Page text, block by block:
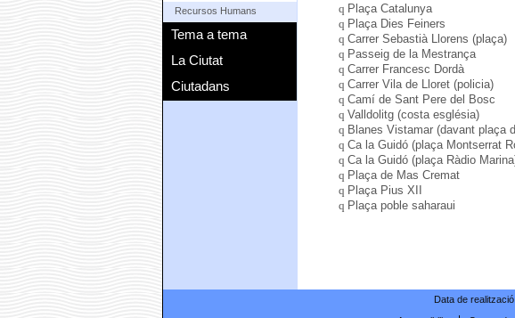
Recursos Humans
Tema a tema
La Ciutat
Ciutadans
q Plaça Catalunya
q Plaça Dies Feiners
q Carrer Sebastià Llorens (plaça)
q Passeig de la Mestrança
q Carrer Francesc Dordà
q Carrer Vila de Lloret (policia)
q Camí de Sant Pere del Bosc
q Valldolitg (costa església)
q Blanes Vistamar (davant plaça
q Ca la Guidó (plaça Montserrat
q Ca la Guidó (plaça Ràdio
q Plaça de Mas Cremat
q Plaça Pius XII
q Plaça poble saharaui
Data de realització: